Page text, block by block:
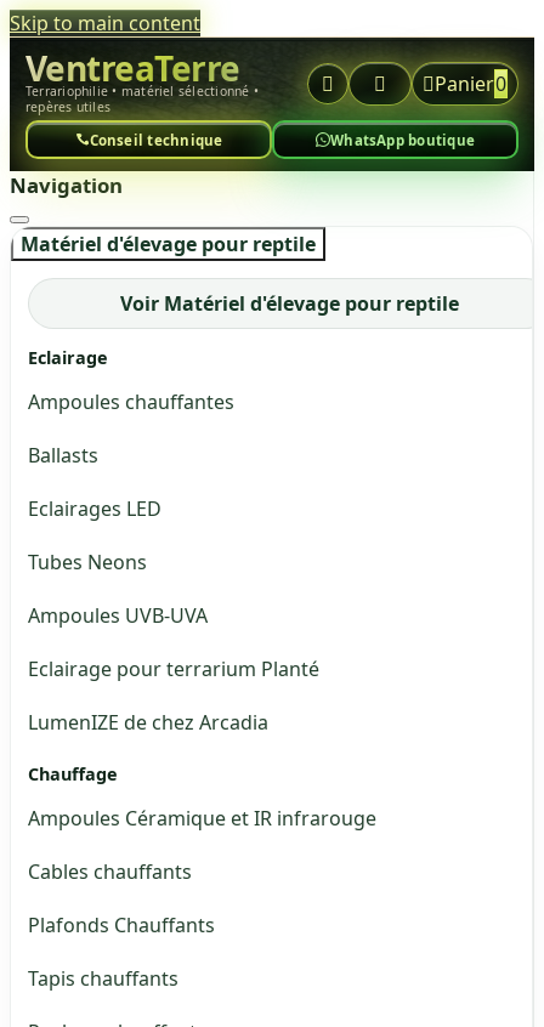
Skip to main content
VentreaTerre
Terrariophilie • matériel sélectionné •
repères utiles
  Panier0
Conseil technique WhatsApp boutique
Navigation
Matériel d'élevage pour reptile
Voir Matériel d'élevage pour reptile
Eclairage
Ampoules chauffantes
Ballasts
Eclairages LED
Tubes Neons
Ampoules UVB-UVA
Eclairage pour terrarium Planté
LumenIZE de chez Arcadia
Chauffage
Ampoules Céramique et IR infrarouge
Cables chauffants
Plafonds Chauffants
Tapis chauffants